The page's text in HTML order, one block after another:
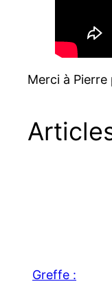
Merci à
Greffe :